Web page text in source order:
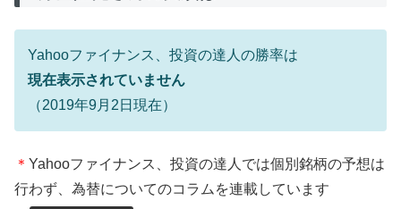
Yahooファイナンス、投資の達人の勝率は
現在表示されていません
（2019年9月2日現在）
＊ Yahooファイナンス、投資の達人では個別銘柄の予想は
行わず、為替についてのコラムを連載しています